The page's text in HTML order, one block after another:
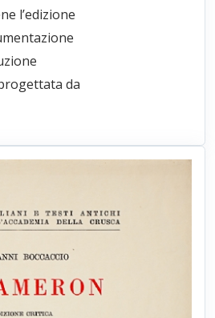
l’edizione
da